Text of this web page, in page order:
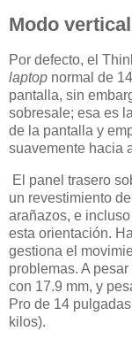
Modo vertical
Por defecto, el
laptop normal de
pantalla, sin
sobresale; esa es
de la pantalla y
suavemente hacia
El panel trasero
un revestimiento
arañazos, e
esta orientación.
gestiona el
problemas. A
con 17.9 mm, y
Pro de 14
kilos).